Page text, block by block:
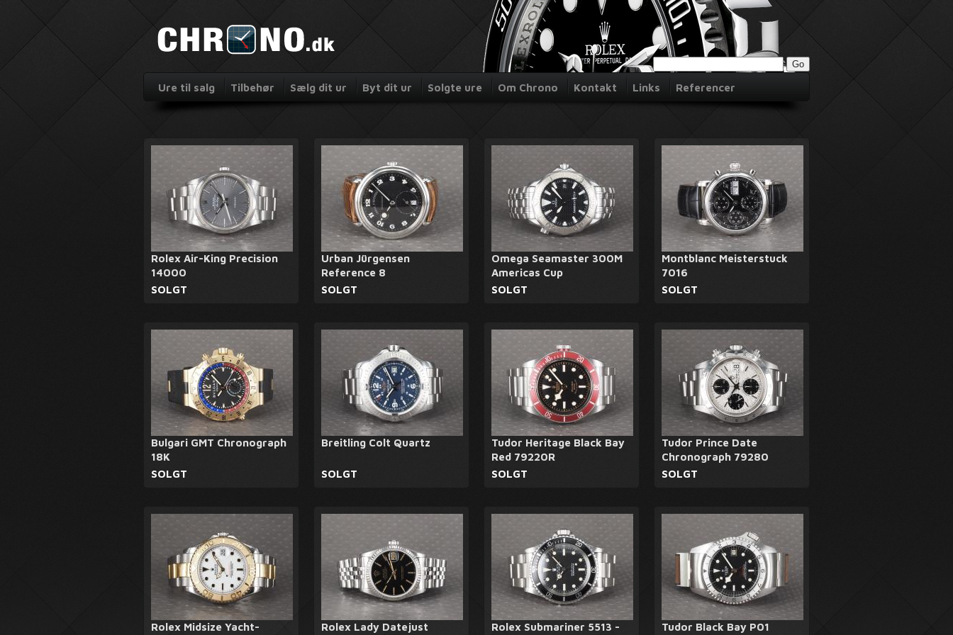
Ure til salg Tilbehør Sælg dit ur Byt dit ur Solgte ure Om Chrono Kontakt Links Referencer
Rolex Air-King Precision
14000
SOLGT
Urban Jürgensen
Reference 8
SOLGT
Omega Seamaster 300M
Americas Cup
SOLGT
Montblanc Meisterstuck
7016
SOLGT
Bulgari GMT Chronograph
18K
SOLGT
Breitling Colt Quartz
SOLGT
Tudor Heritage Black Bay
Red 79220R
SOLGT
Tudor Prince Date
Chronograph 79280
SOLGT
Rolex Midsize Yacht- Rolex Lady Datejust Rolex Submariner 5513 - Tudor Black Bay P01